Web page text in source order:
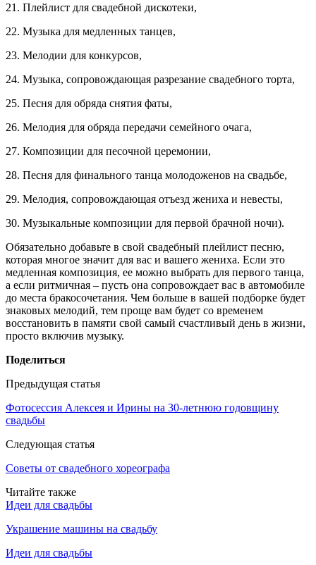
21. Плейлист для свадебной дискотеки,
22. Музыка для медленных танцев,
23. Мелодии для конкурсов,
24. Музыка, сопровождающая разрезание свадебного торта,
25. Песня для обряда снятия фаты,
26. Мелодия для обряда передачи семейного очага,
27. Композиции для песочной церемонии,
28. Песня для финального танца молодоженов на свадьбе,
29. Мелодия, сопровождающая отъезд жениха и невесты,
30. Музыкальные композиции для первой брачной ночи).
Обязательно добавьте в свой свадебный плейлист песню,
которая многое значит для вас и вашего жениха. Если это
медленная композиция, ее можно выбрать для первого танца,
а если ритмичная – пусть она сопровождает вас в автомобиле
до места бракосочетания. Чем больше в вашей подборке будет
знаковых мелодий, тем проще вам будет со временем
восстановить в памяти свой самый счастливый день в жизни,
просто включив музыку.
Поделиться
Предыдущая статья
Фотосессия Алексея и Ирины на 30-летнюю годовщину
свадьбы
Следующая статья
Советы от свадебного хореографа
Читайте также
Идеи для свадьбы
Украшение машины на свадьбу
Идеи для свадьбы